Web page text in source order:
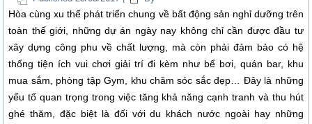
Hòa cùng xu thế phát triển chung về bất động sản nghỉ dưỡng trên
toàn thế giới, những dự án ngày nay không chỉ cần được đầu tư
xây dựng công phu về chất lượng, mà còn phải đảm bảo có hệ
thống tiện ích vui chơi giải trí đi kèm như bể bơi, quán bar, khu
mua sắm, phòng tập Gym, khu chăm sóc sắc đẹp… Đây là những
yếu tố quan trọng trong việc tăng khả năng cạnh tranh và thu hút
ghé thăm, đặc biệt là đối với du khách nước ngoài hay những